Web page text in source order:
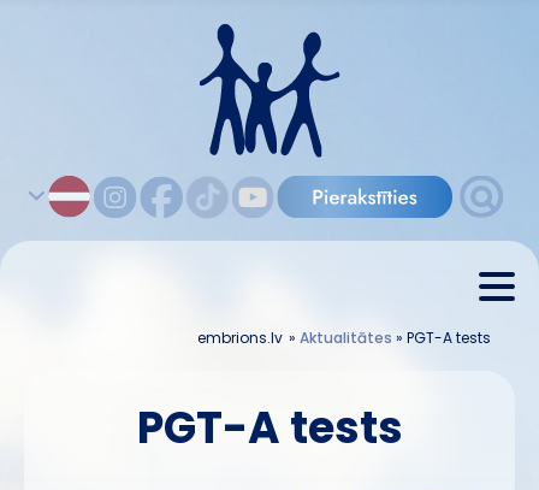
embrions.lv » Aktualitātes » PGT-A tests
PGT-A tests